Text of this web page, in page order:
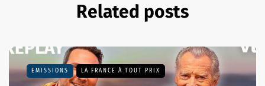
Related posts
EMISSIONS LA FRANCE À TOUT PRIX